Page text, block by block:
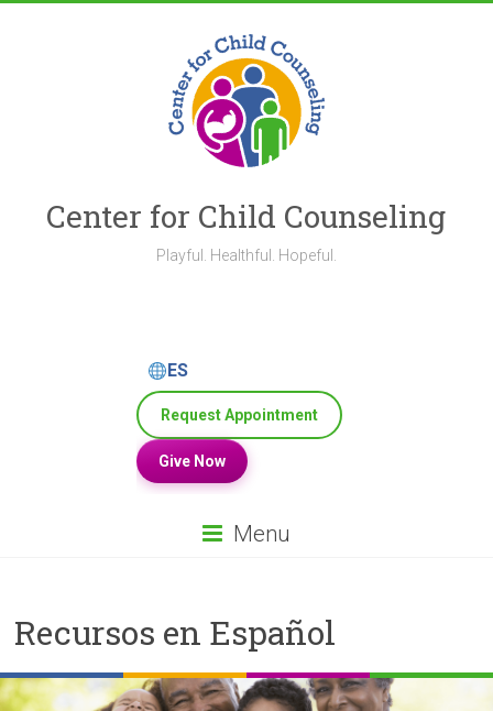
Center for Child Counseling
Playful. Healthful. Hopeful.
ES
Request Appointment
Give Now
Menu
Recursos en Español